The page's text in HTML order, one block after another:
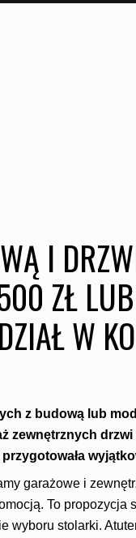
I
ZŁ
W
z budową lub
zewnętrznych
garażowe i
To propozycja
wyboru stolarki.